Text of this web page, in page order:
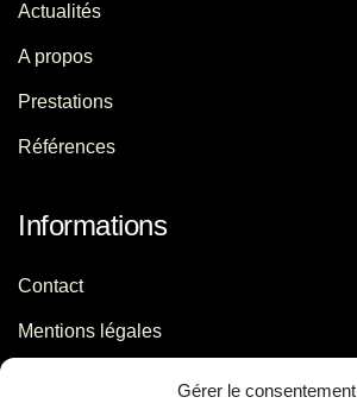
Gérer le consentement
Actualités
A propos
Prestations
Références
Informations
Contact
Mentions légales